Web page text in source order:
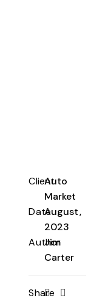
ClientAuto
Market
DateAugust,
2023
Author
Jim
Carter
Share